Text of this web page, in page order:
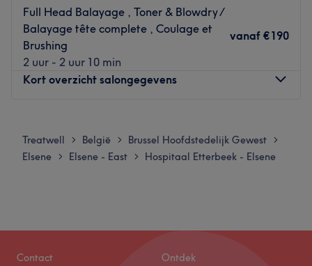
C'est Caroline qui vous accueille chaleureusement dans
ce salon.
Nos coups de cœur :
L’atmosphère : le salon offre une ambiance conviviale et
La marque utilisée : Alline.
Go to venue
Full Head Balayage , Toner & Blowdry /
Balayage tête complete , Coulage et
Brushing
2 uur - 2 uur 10 min
vanaf €190
Kort overzicht salongegevens
Dinsdag
11:00–
18:00
Woensdag
11:00
18:00
EN :
Treatwell > België > Brussel Hoofdstedelijk Gewest >
Elsene > Elsene - East > Hospitaal Etterbeek - Elsene
Contact Ontdek